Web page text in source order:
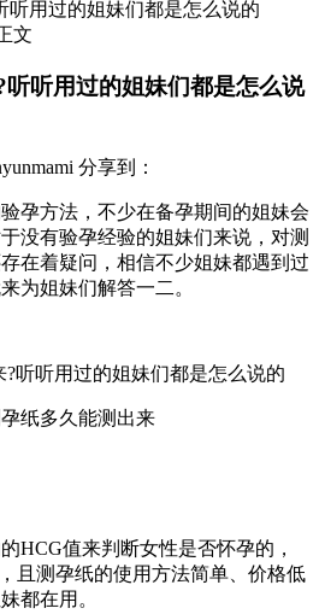
文
听用过的姐妹们都是怎么说
分享到：
孕方法，不少在备孕期间的姐妹会
没有验孕经验的姐妹们来说，对测
在着疑问，相信不少姐妹都遇到过
为姐妹们解答一二。
纸多久能测出来
HCG值来判断女性是否怀孕的，
且测孕纸的使用方法简单、价格低
都在用。